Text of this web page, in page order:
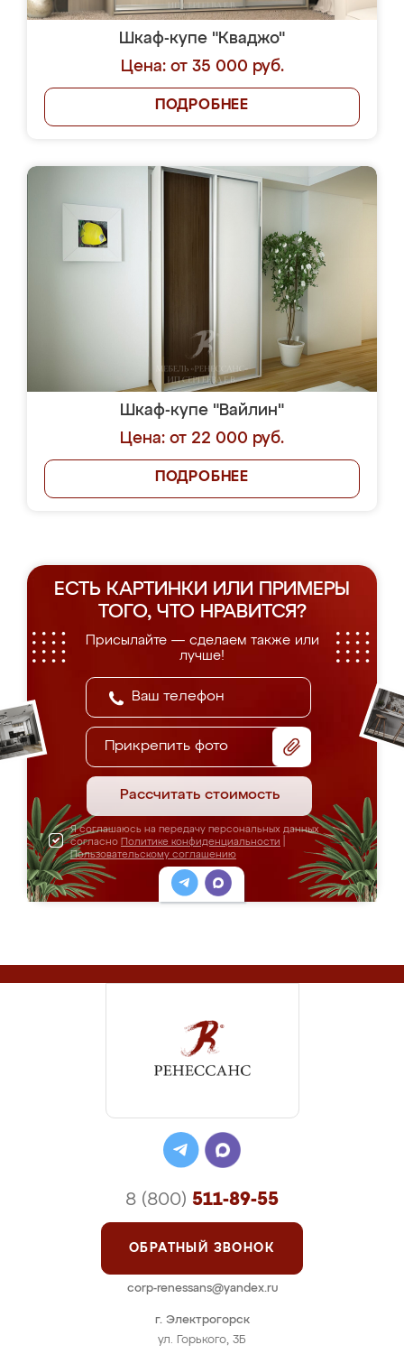
Шкаф-купе "Кваджо"
Цена: от 35 000 руб.
ПОДРОБНЕЕ
Шкаф-купе "Вайлин"
Цена: от 22 000 руб.
ПОДРОБНЕЕ
ЕСТЬ КАРТИНКИ ИЛИ ПРИМЕРЫ
ТОГО, ЧТО НРАВИТСЯ?
Присылайте — сделаем также или
лучше!
Прикрепить фото
Рассчитать стоимость
Я соглашаюсь на передачу персональных данных
согласно Политике конфиденциальности
Пользовательскому соглашению
г. Электрогорск
ул. Горького, 3Б
8 (800) 511-89-55
ОБРАТНЫЙ ЗВОНОК
corp-renessans@yandex.ru